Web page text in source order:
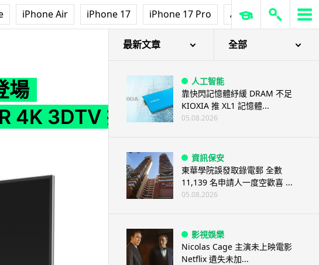
iPhone Air iPhone 17 iPhone 17 Pro AirPods Pro 3
場
4K 3DTV 抵
最新文章 全部
人工智能
靠快閃記憶體紓緩 DRAM 不足
KIOXIA 推 XL1 記憶體...
05.08.2026
資訊保安
東華學院誤發取錄電郵 全數
11,139 名申請人一度空歡喜 ...
05.08.2026
影視娛樂
Nicolas Cage 主演未上映電影
Netflix 遺失未加...